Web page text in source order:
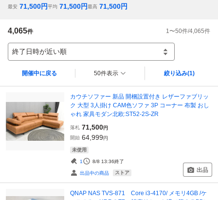
最安 71,500円平均 71,500円最高 71,500円
4,065件 1〜50件/4,065件
終了日時が近い順
開催中に戻る 50件表示 絞り込み(1)
カウチソファー 新品 開梱設置付き レザーファブリッ
ク 大型 3人掛け CAM色ソファ 3P コーナー 布製 おし
ゃれ 家具モダン北欧:ST52-2S-ZR
落札 71,500円
開始 64,999円
未使用
1 8/8 13:36終了
出品中の商品 ストア 出品
QNAP NAS TVS-871 Core i3-4170/ メモリ4GB /ケ